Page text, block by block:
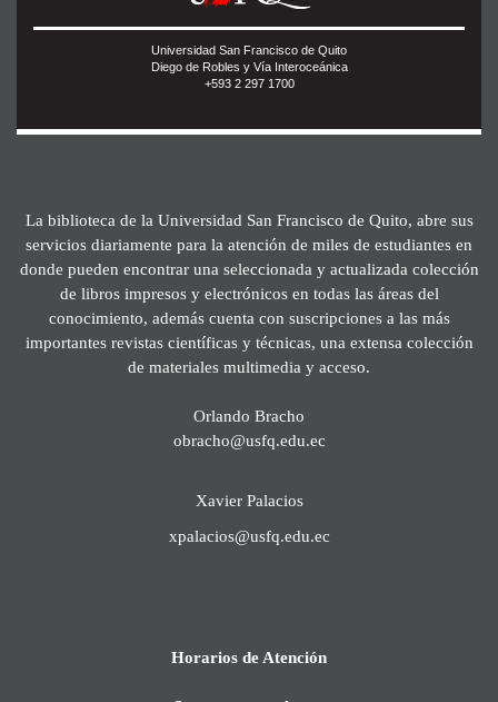
Universidad San Francisco de Quito
Diego de Robles y Vía Interoceánica
+593 2 297 1700
La biblioteca de la Universidad San Francisco de Quito, abre sus
servicios diariamente para la atención de miles de estudiantes en
donde pueden encontrar una seleccionada y actualizada colección
de libros impresos y electrónicos en todas las áreas del
conocimiento, además cuenta con suscripciones a las más
importantes revistas científicas y técnicas, una extensa colección
de materiales multimedia y acceso.
Orlando Bracho
obracho@usfq.edu.ec
Xavier Palacios
xpalacios@usfq.edu.ec
Horarios de Atención